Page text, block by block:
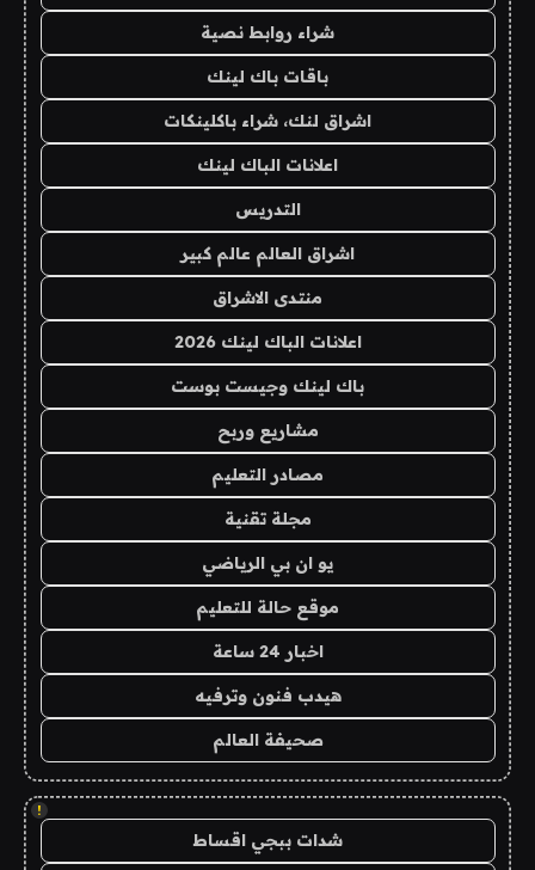
شراء روابط نصية
باقات باك لينك
اشراق لنك، شراء باكلينكات
اعلانات الباك لينك
التدريس
اشراق العالم عالم كبير
منتدى الاشراق
اعلانات الباك لينك 2026
باك لينك وجيست بوست
مشاريع وربح
مصادر التعليم
مجلة تقنية
يو ان بي الرياضي
موقع حالة للتعليم
اخبار 24 ساعة
هيدب فنون وترفيه
صحيفة العالم
!
شدات ببجي اقساط